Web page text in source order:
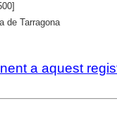
de Tarragona
a aquest